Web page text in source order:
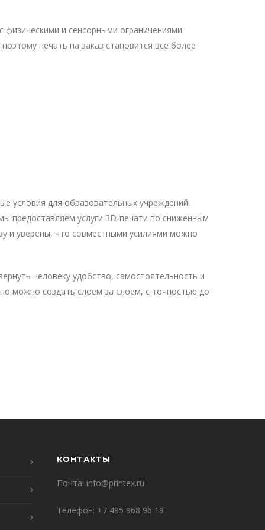
и сенсорными ограничениями.
печать на заказ становится всё более
условия для образовательных учреждений,
предоставляем услуги 3D-печати по сниженным
и уверены, что совместными усилиями можно
человеку удобство, самостоятельность и
можно создать слоем за слоем, с точностью до
КОНТАКТЫ
Почта: info@printex.ru
Телефон: +7 495 968 96 19